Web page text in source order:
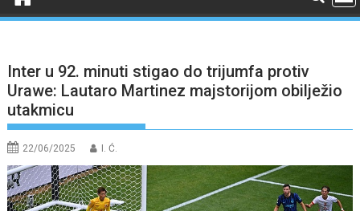
Inter u 92. minuti stigao do trijumfa protiv
Urawe: Lautaro Martinez majstorijom obilježio
utakmicu
22/06/2025 I. Ć.